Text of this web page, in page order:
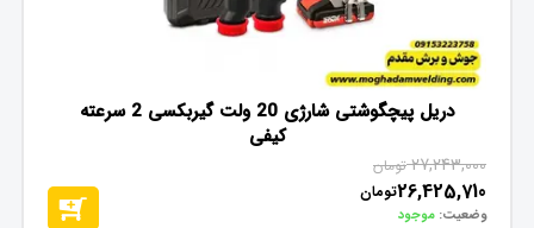
دریل پیچگوشتی شارژی 20 ولت گیربکسی 2 سرعته
کیفی
27,243,000 تومان
26,425,710تومان
وضعیت: موجود